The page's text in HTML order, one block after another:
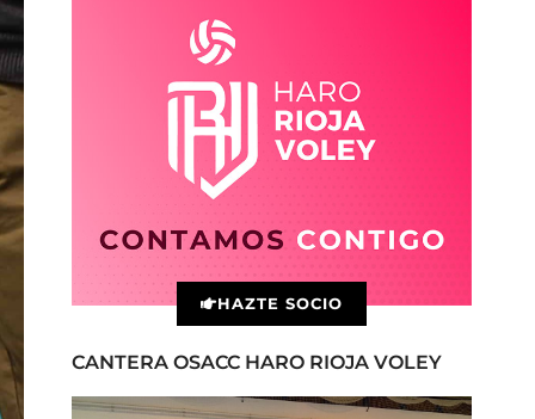
HAZTE SOCIO
CANTERA OSACC HARO RIOJA VOLEY